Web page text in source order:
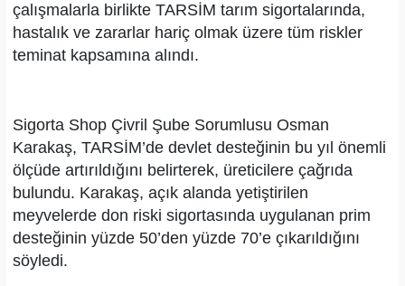
çalışmalarla birlikte TARSİM tarım sigortalarında,
hastalık ve zararlar hariç olmak üzere tüm riskler
teminat kapsamına alındı.
Sigorta Shop Çivril Şube Sorumlusu Osman
Karakaş, TARSİM’de devlet desteğinin bu yıl önemli
ölçüde artırıldığını belirterek, üreticilere çağrıda
bulundu. Karakaş, açık alanda yetiştirilen
meyvelerde don riski sigortasında uygulanan prim
desteğinin yüzde 50’den yüzde 70’e çıkarıldığını
söyledi.